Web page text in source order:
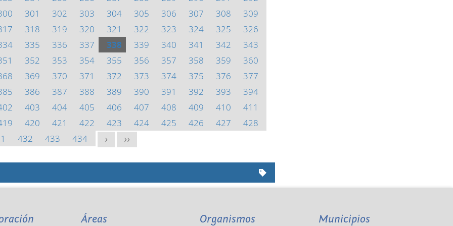
301 302 303 304 305 306 307 308
309
318 319 320 321 322 323 324 325
326
335 336 337 338 339 340 341 342
343
352 353 354 355 356 357 358 359
360
369 370 371 372 373 374 375 376
377
386 387 388 389 390 391 392 393
394
403 404 405 406 407 408 409 410
411
420 421 422 423 424 425 426 427
428
432 433 434 > >>
Áreas Organismos Municipios